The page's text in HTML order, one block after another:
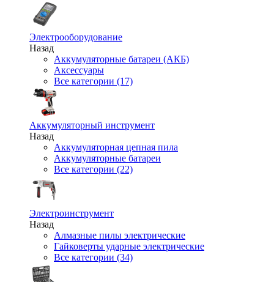
Электрооборудование
Назад
Аккумуляторные батареи (АКБ)
Аксессуары
Все категории (17)
Аккумуляторный инструмент
Назад
Аккумуляторная цепная пила
Аккумуляторные батареи
Все категории (22)
Электроинструмент
Назад
Алмазные пилы электрические
Гайковерты ударные электрические
Все категории (34)